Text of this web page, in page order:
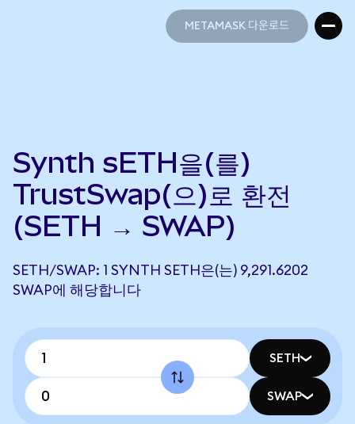
METAMASK 다운로드
Synth sETH을(를)
TrustSwap(으)로 환전
(SETH → SWAP)
SETH/SWAP: 1 SYNTH SETH은(는) 9,291.6202
SWAP에 해당합니다
SETH
SWAP